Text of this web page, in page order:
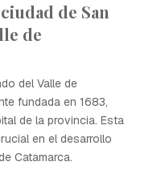
de San
de
del Valle de
fundada en 1683,
de la provincia. Esta
en el desarrollo
Catamarca.